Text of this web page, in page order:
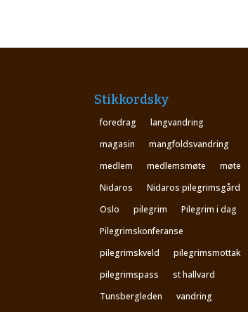
Stikkordsky
foredrag
langvandring
magasin
mangfoldsvandring
medlem
medlemsmøte
møte
Nidaros
Nidaros pilegrimsgård
Oslo
pilegrim
Pilegrim i dag
Pilegrimskonferanse
pilegrimskveld
pilegrimsmottak
pilegrimspass
st hallvard
Tunsbergleden
vandring